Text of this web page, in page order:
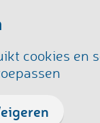
cookies en